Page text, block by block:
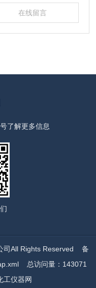
,腐蚀，并对密封圈进
堆焊
在线留言
了解更多信息
司All Rights Reserved 备
总访问量：143071
工仪器网